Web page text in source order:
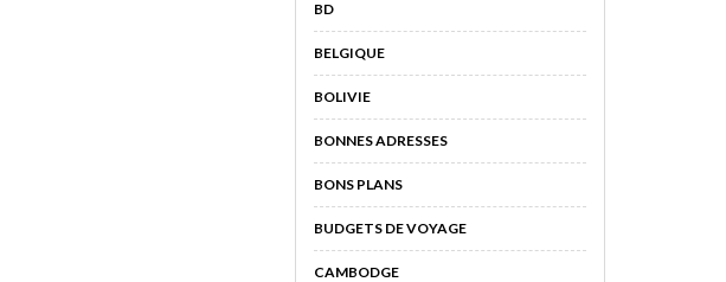
BD
BELGIQUE
BOLIVIE
BONNES ADRESSES
BONS PLANS
BUDGETS DE VOYAGE
CAMBODGE